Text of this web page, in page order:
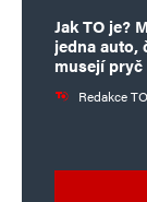
Jak TO je?
jedna auto,
musejí pryč
Redakce TO